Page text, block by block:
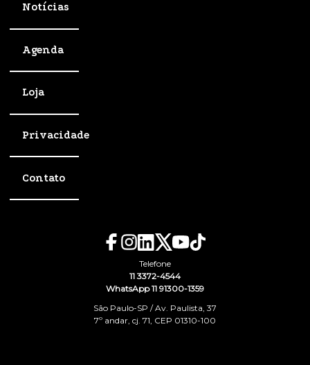
Notícias
Agenda
Loja
Privacidade
Contato
Telefone
11 3372-4544
WhatsApp 11 91300-1359
São Paulo-SP / Av. Paulista, 37
7º andar, cj. 71, CEP 01310-100